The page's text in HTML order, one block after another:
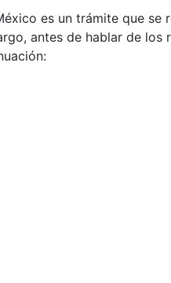
es un trámite que
antes de hablar de